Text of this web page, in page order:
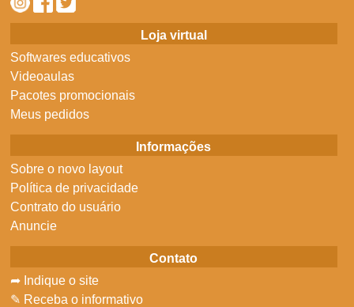
Loja virtual
Softwares educativos
Videoaulas
Pacotes promocionais
Meus pedidos
Informações
Sobre o novo layout
Política de privacidade
Contrato do usuário
Anuncie
Contato
➦ Indique o site
✎ Receba o informativo